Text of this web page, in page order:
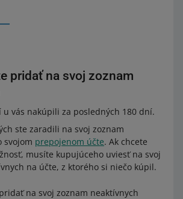
pridať na svoj zoznam
vás nakúpili za posledných 180 dní.
ste zaradili na svoj zoznam
svojom prepojenom účte. Ak chcete
musíte kupujúceho uviesť na svoj
na účte, z ktorého si niečo kúpil.
na svoj zoznam neaktívnych